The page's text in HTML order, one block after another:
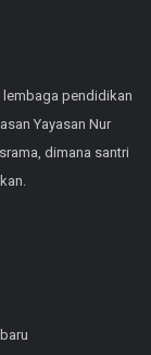
lembaga pendidikan
Yayasan Nur
dimana santri